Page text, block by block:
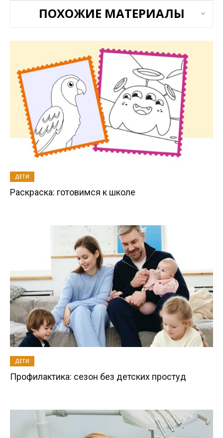
ПОХОЖИЕ МАТЕРИАЛЫ
ДЕТИ
Раскраска: готовимся к школе
ДЕТИ
Профилактика: сезон без детских простуд